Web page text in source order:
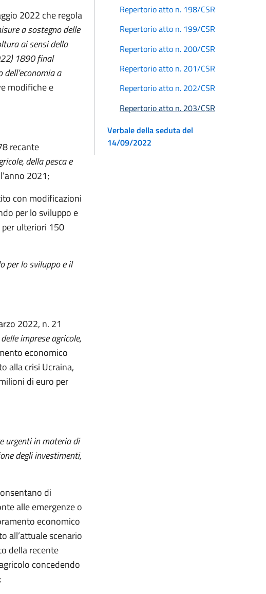
2022 che regola
a sostegno delle
ai sensi della
1890 final
a
modifiche e
recante
della pesca e
2021;
con modificazioni
per lo sviluppo e
per ulteriori 150
per lo sviluppo e il
2022, n. 21
imprese agricole,
economico
alla crisi Ucraina,
di euro per
urgenti in materia di
degli investimenti,
di
alle emergenze o
economico
all’attuale scenario
della recente
concedendo
Repertorio atto n. 198/CSR
Repertorio atto n. 199/CSR
Repertorio atto n. 200/CSR
Repertorio atto n. 201/CSR
Repertorio atto n. 202/CSR
Repertorio atto n. 203/CSR
Verbale della seduta del
14/09/2022